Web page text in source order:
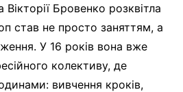
Бровенко розквітла
став не просто заняттям, а
У 16 років вона вже
колективу, де
вивчення кроків,